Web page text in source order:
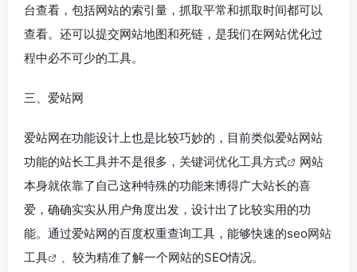
台查看，包括网站的索引量，抓取平常和抓取时间都可以
查看。还可以提交网站地图和死链，是我们在网站优化过
程中必不可少的工具。
三、爱站网
爱站网在功能设计上也是比较巧妙的，目前类似爱站网站
功能的站长工具并不是很多， 关键词优化工具方式
网站
本身就依靠了自己这种特殊的功能来博得广大站长的喜
爱，确确实实从用户角度出发，设计出了比较实用的功
能。通过爱站网的百度权重查询工具，能够快速的seo网站
工具
、较为精准了解一个网站的SEO情况。